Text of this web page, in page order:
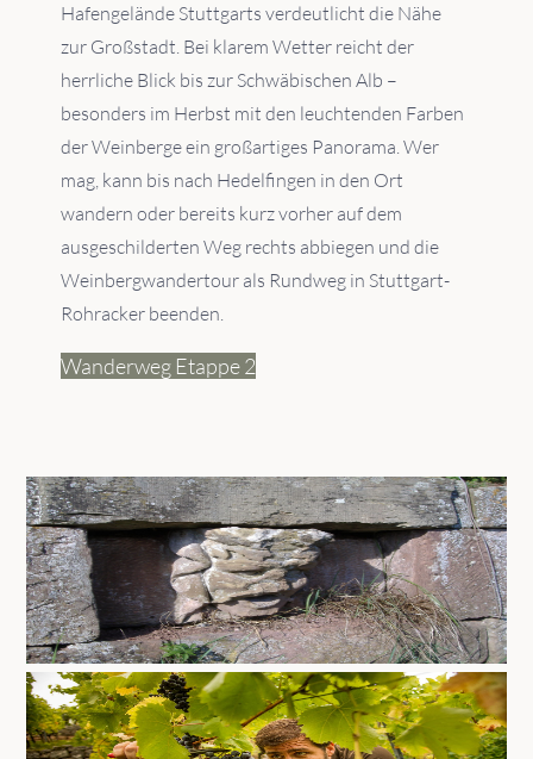
Hafengelände Stuttgarts verdeutlicht die Nähe
zur Großstadt. Bei klarem Wetter reicht der
herrliche Blick bis zur Schwäbischen Alb –
besonders im Herbst mit den leuchtenden Farben
der Weinberge ein großartiges Panorama. Wer
mag, kann bis nach Hedelfingen in den Ort
wandern oder bereits kurz vorher auf dem
ausgeschilderten Weg rechts abbiegen und die
Weinbergwandertour als Rundweg in Stuttgart-
Rohracker beenden.
Wanderweg Etappe 2